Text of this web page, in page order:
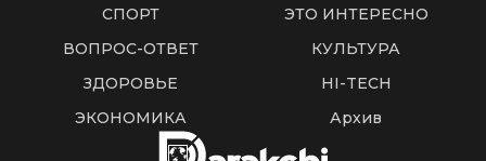
СПОРТ
ЭТО ИНТЕРЕСНО
ВОПРОС-ОТВЕТ
КУЛЬТУРА
ЗДОРОВЬЕ
HI-TECH
ЭКОНОМИКА
Архив